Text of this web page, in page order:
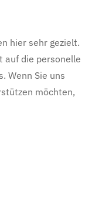
hier sehr gezielt.
auf die personelle
Wenn Sie uns
möchten,